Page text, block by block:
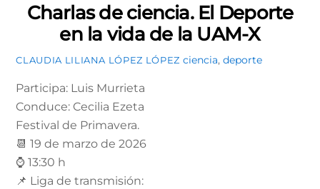
Charlas de ciencia. El Deporte
en la vida de la UAM-X
CLAUDIA LILIANA LÓPEZ LÓPEZ ciencia, deporte
Participa: Luis Murrieta
Conduce: Cecilia Ezeta
Festival de Primavera.
📆 19 de marzo de 2026
⌚ 13:30 h
📌 Liga de transmisión: